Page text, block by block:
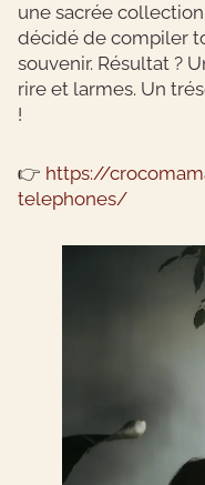
une sacrée collection
décidé de compiler
souvenir. Résultat ?
rire et larmes. Un
!
👉 https://
telephones/